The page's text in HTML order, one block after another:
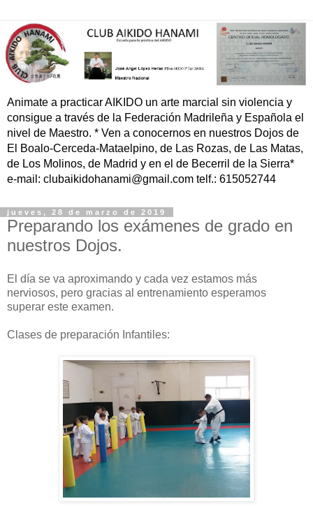
Animate a practicar AIKIDO un arte marcial sin violencia y
consigue a través de la Federación Madrileña y Española el
nivel de Maestro. * Ven a conocernos en nuestros Dojos de
El Boalo-Cerceda-Mataelpino, de Las Rozas, de Las Matas,
de Los Molinos, de Madrid y en el de Becerril de la Sierra*
e-mail: clubaikidohanami@gmail.com telf.: 615052744
jueves, 28 de marzo de 2019
Preparando los exámenes de grado en
nuestros Dojos.
El día se va aproximando y cada vez estamos más
nerviosos, pero gracias al entrenamiento esperamos
superar este examen.
Clases de preparación Infantiles: